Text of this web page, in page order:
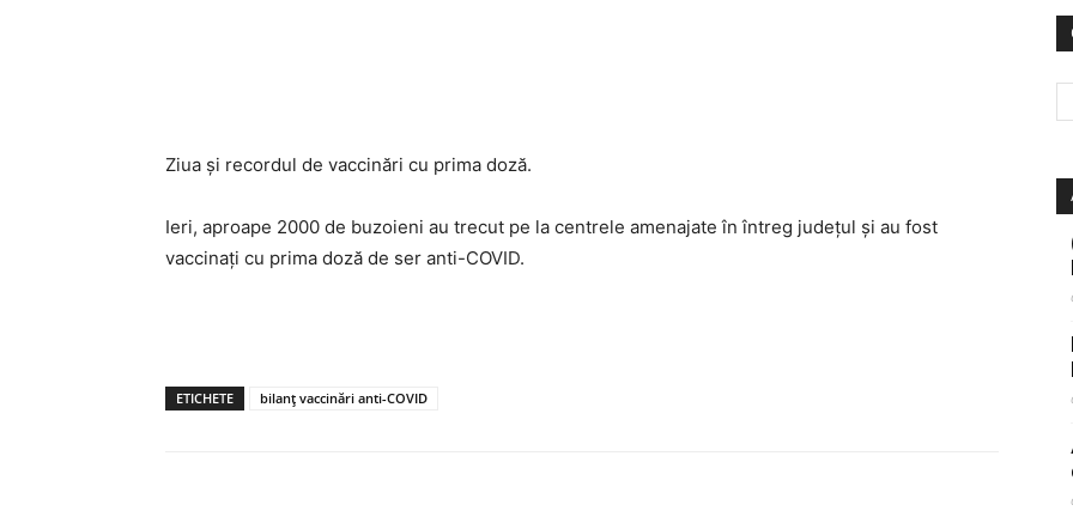
Ziua și recordul de vaccinări cu prima doză.
Ieri, aproape 2000 de buzoieni au trecut pe la centrele amenajate în întreg județul și au fost
vaccinați cu prima doză de ser anti-COVID.
ETICHETE bilanț vaccinări anti-COVID